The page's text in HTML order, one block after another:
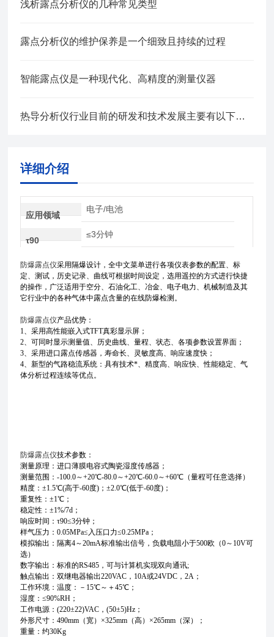
浅析露点分析仪的几种常见类型
露点分析仪的维护保养是一个细致且持续的过程
智能露点仪是一种现代化、高精度的测量仪器
热导分析仪行业目前的研发和技术发展主要有以下几个方向
详细介绍
应用领域
电子/电池
τ90
≤3分钟
防爆露点仪采用隔爆设计，全中文菜单进行各项仪表参数的配置、标
定、测试，历史记录、曲线可根据时间设定，选用遥控的方式进行快捷
的操作，广泛适用于空分、石油化工、冶金、电子电力、机械制造及其
它行业中的各种气体中露点含量的在线防爆检测。
防爆露点仪产品优势：
1、采用高性能嵌入式TFT真彩显示屏；
2、可同时显示测量值、历史曲线、量程、状态、各项参数设置界面；
3、采用进口露点传感器，寿命长、灵敏度高、响应速度快；
4、新型的气路稳流系统：具有技术*、精度高、响应快、性能稳定、气
体分析过程连续等优点。
防爆露点仪技术参数：
测量原理：进口薄膜电容式陶瓷湿度传感器；
测量范围：-100.0～+20℃-80.0～+20℃-60.0～+60℃（量程可任意选择）
精度：±1.5℃(高于-60度)；±2.0℃(低于-60度)；
重复性：±1℃；
稳定性：±1%/7d；
响应时间：τ90≤3分钟；
样气压力：0.05MPa≤入压口力≤0.25MPa；
模拟输出：隔离4～20mA标准输出信号，负载电阻小于500欧（0～10V可
选）
数字输出：标准的RS485，可与计算机实现双向通讯;
触点输出：双继电器输出220VAC，10A或24VDC，2A；
工作环境：温度：－15℃～＋45℃；
湿度：≤90%RH；
工作电源：(220±22)VAC，(50±5)Hz；
外形尺寸：490mm（宽）×325mm（高）×265mm（深）；
重量：约30Kg